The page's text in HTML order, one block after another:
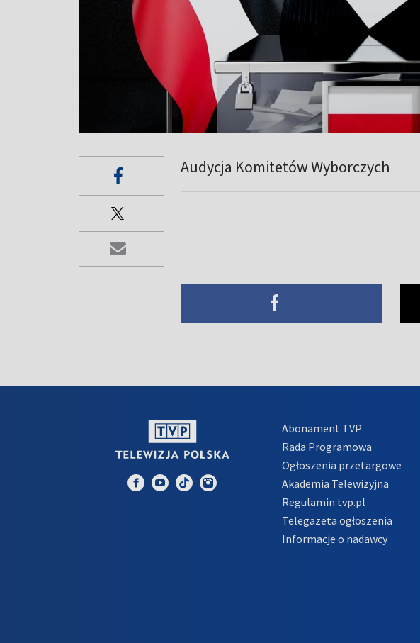
Audycja Komitetów Wyborczych
Abonament TVP
Rada Programowa
Ogłoszenia przetargowe
Akademia Telewizyjna
Regulamin tvp.pl
Telegazeta ogłoszenia
Informacje o nadawcy